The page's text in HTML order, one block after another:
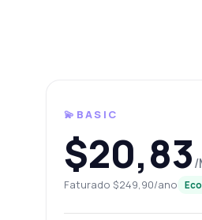
💫BASIC
$20,83/
Faturado $249,90/ano